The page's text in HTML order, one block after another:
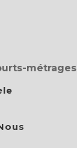
métrages